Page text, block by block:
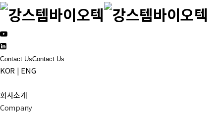
Contact UsContact Us
KOR | ENG
회사소개
Company